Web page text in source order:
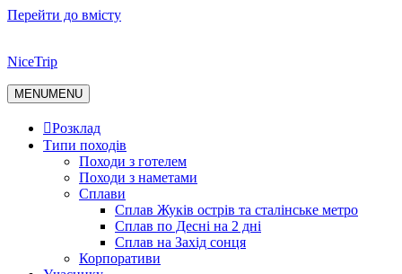
Перейти до вмісту
NiceTrip
MENUMENU
Розклад
Типи походів
Походи з готелем
Походи з наметами
Сплави
Сплав Жуків острів та сталінське метро
Сплав по Десні на 2 дні
Сплав на Захід сонця
Корпоративи